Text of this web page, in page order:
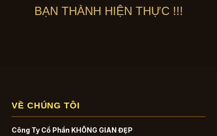
BẠN THÀNH HIỆN THỰC !!!
VỀ CHÚNG TÔI
Công Ty Cổ Phần KHÔNG GIAN ĐẸP